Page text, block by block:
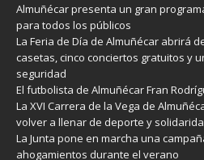
Almuñécar presenta un gran
para todos los públicos
La Feria de Día de Almuñécar abrirá
casetas, cinco conciertos gratuitos y
seguridad
El futbolista de Almuñécar Fran
La XVI Carrera de la Vega de
volver a llenar de deporte y
La Junta pone en marcha una
ahogamientos durante el verano